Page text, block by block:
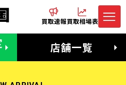
買取速報買取相場表
店舗一覧
日
電話でお問合わせ
営業時間：11:00〜20:00